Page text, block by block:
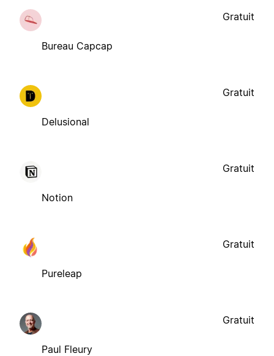
Bureau Capcap
Gratuit
Delusional
Gratuit
Notion
Gratuit
Pureleap
Gratuit
Paul Fleury
Gratuit